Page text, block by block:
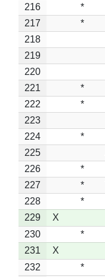
216
*
217
*
218
219
220
221
*
222
*
223
224
*
225
226
*
227
*
228
*
229
X
230
*
231
X
232
*